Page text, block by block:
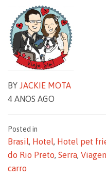
BY JACKIE MOTA
4 ANOS AGO
Posted in
Brasil, Hotel, Hotel pet
do Rio Preto, Serra,
carro